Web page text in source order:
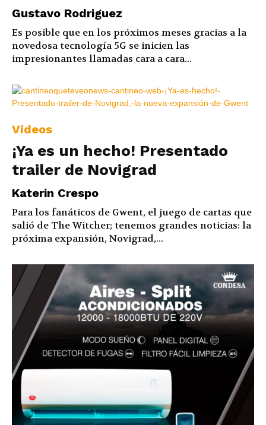
Gustavo Rodriguez
Es posible que en los próximos meses gracias a la
novedosa tecnología 5G se inicien las
impresionantes llamadas cara a cara...
Vídeos
¡Ya es un hecho! Presentado
trailer de Novigrad
Katerin Crespo
Para los fanáticos de Gwent, el juego de cartas que
salió de The Witcher; tenemos grandes noticias: la
próxima expansión, Novigrad,...